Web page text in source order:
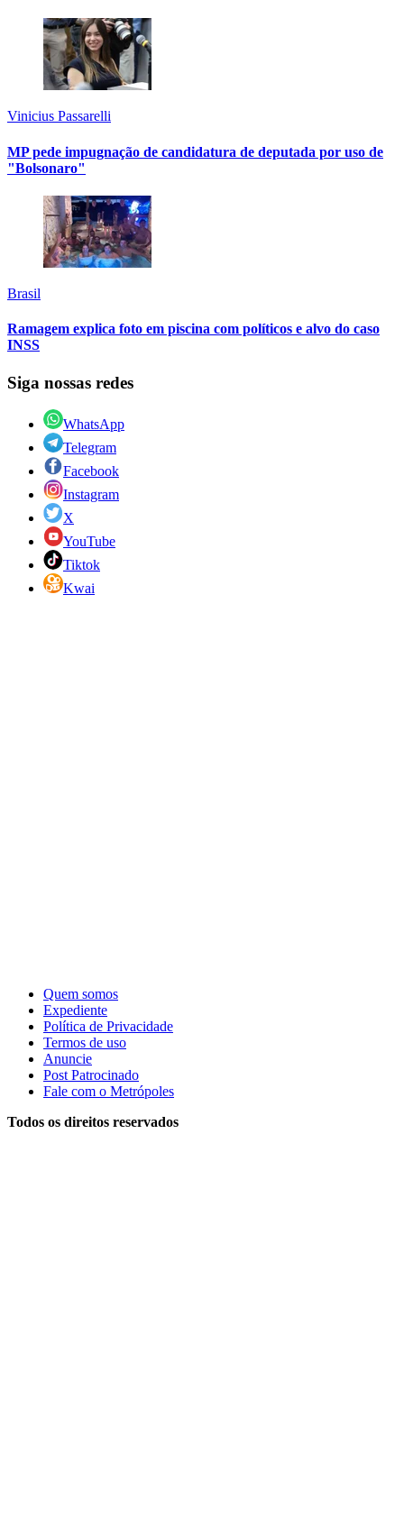
Vinicius Passarelli
MP pede impugnação de candidatura de deputada por uso de
"Bolsonaro"
Brasil
Ramagem explica foto em piscina com políticos e alvo do caso
INSS
Siga nossas redes
WhatsApp
Telegram
Facebook
Instagram
X
YouTube
Tiktok
Kwai
Quem somos
Expediente
Política de Privacidade
Termos de uso
Anuncie
Post Patrocinado
Fale com o Metrópoles
Todos os direitos reservados